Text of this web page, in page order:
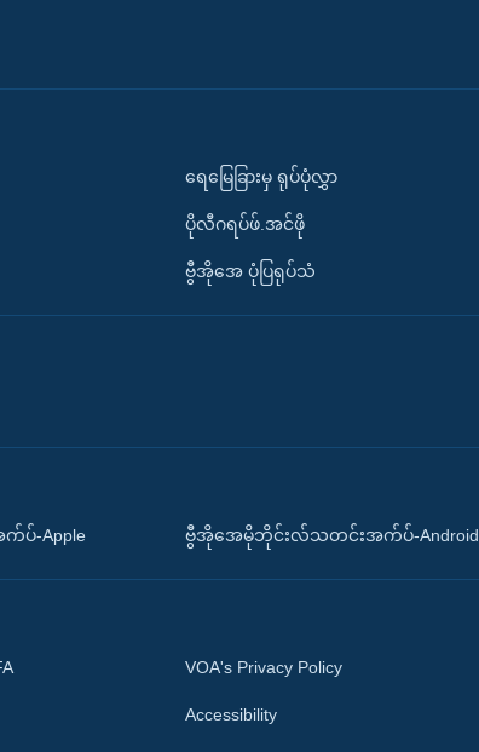
ရေမြေခြားမှ ရုပ်ပုံလွှာ
ပိုလီဂရပ်ဖ်.အင်ဖို
ဗွီအိုအေ ပုံပြရုပ်သံ
-Apple ဗွီအိုအေမိုဘိုင်းလ်သတင်းအက်ပ်-Android
VOA's Privacy Policy
Accessibility